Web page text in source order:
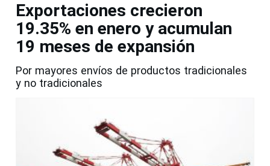
Exportaciones crecieron
19.35% en enero y acumulan
19 meses de expansión
Por mayores envíos de productos tradicionales
y no tradicionales